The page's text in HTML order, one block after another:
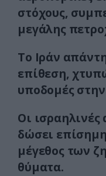
στόχους,
μεγάλης
Το Ιράν
επίθεση,
υποδομές
Οι
δώσει
μέγεθος των
θύματα.